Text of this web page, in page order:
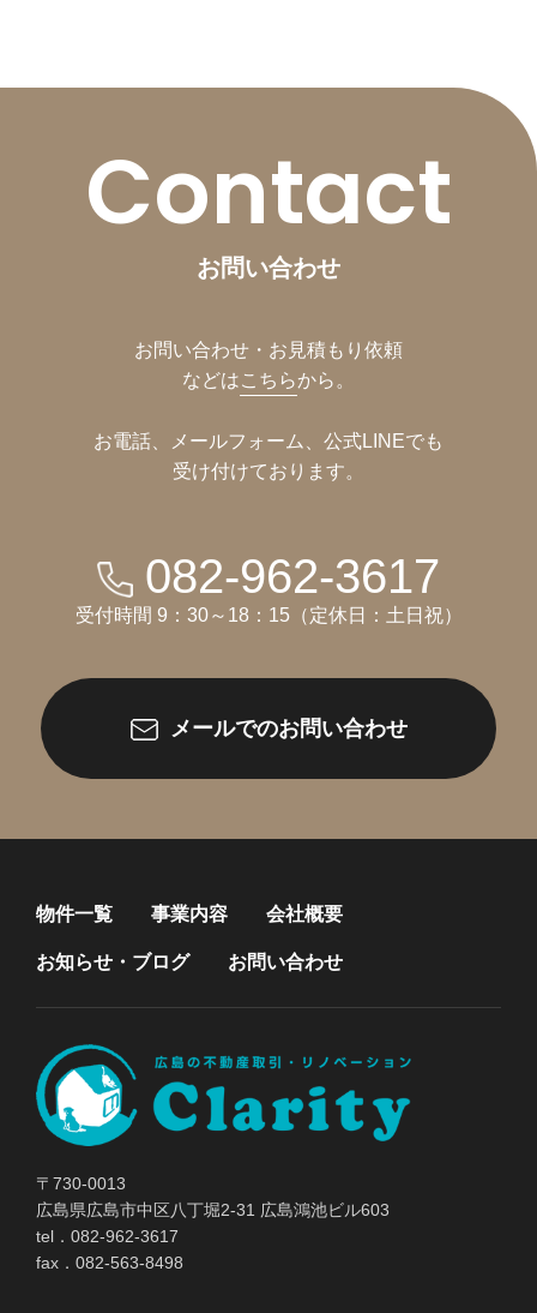
Contact
お問い合わせ
お問い合わせ・お見積もり依頼
などはこちらから。
お電話、メールフォーム、公式LINEでも
受け付けております。
082-962-3617
受付時間 9：30～18：15（定休日：土日祝）
メールでのお問い合わせ
物件一覧 事業内容 会社概要
お知らせ・ブログ お問い合わせ
〒730-0013
広島県広島市中区八丁堀2-31 広島鴻池ビル603
tel．082-962-3617
fax．082-563-8498